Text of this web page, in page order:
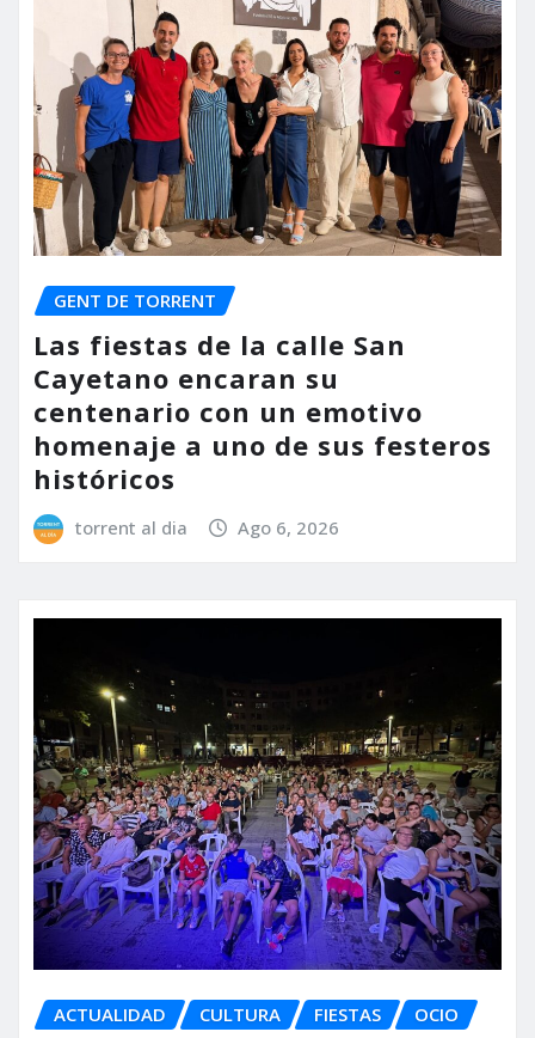
GENT DE TORRENT
Las fiestas de la calle San
Cayetano encaran su
centenario con un emotivo
homenaje a uno de sus festeros
históricos
torrent al dia Ago 6, 2026
ACTUALIDAD CULTURA FIESTAS OCIO